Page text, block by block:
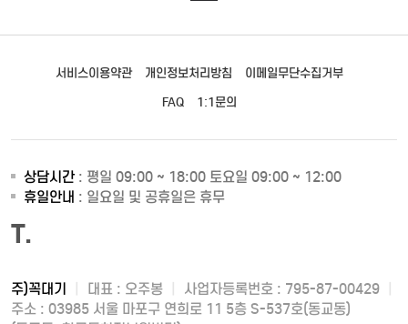
서비스이용약관 개인정보처리방침
이메일무단수집거부
FAQ
1:1문의
상담시간: 평일 09:00 ~ 18:00 토요일 09:00 ~ 12:00
휴일안내 : 일요일 및 공휴일은 휴무
T.
주)꼭대기 대표 : 오주봉 사업자등록번호 : 795-87-00429
주소 : 03985 서울 마포구 연희로 11 5층 S-537호(동교동)